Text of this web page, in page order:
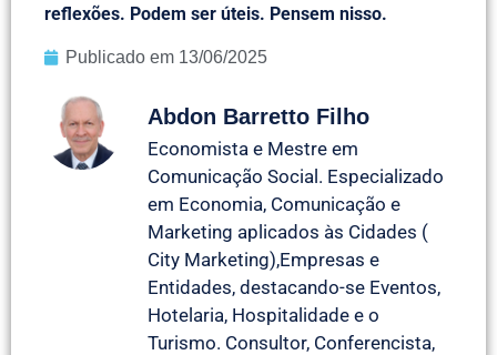
reflexões. Podem ser úteis. Pensem nisso.
Publicado em 13/06/2025
Abdon Barretto Filho
Economista e Mestre em
Comunicação Social. Especializado
em Economia, Comunicação e
Marketing aplicados às Cidades (
City Marketing),Empresas e
Entidades, destacando-se Eventos,
Hotelaria, Hospitalidade e o
Turismo. Consultor, Conferencista,